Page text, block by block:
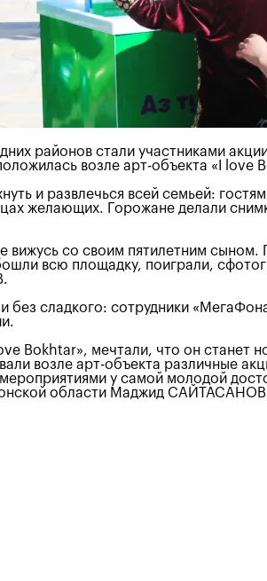
районов стали участниками
возле арт-объекта «I love
и развлечься всей семьей:
желающих. Горожане делали
вижусь со своим пятилетним
всю площадку, поиграли,
без сладкого: сотрудники
Bokhtar», мечтали, что он
возле арт-объекта различные
у самой молодой
области Маджид